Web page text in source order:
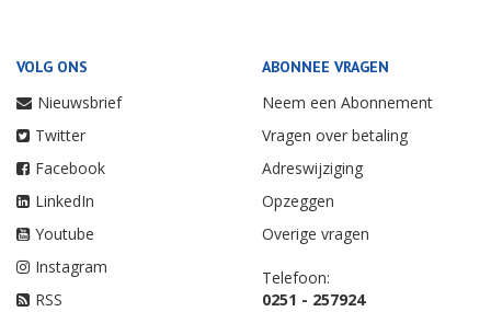
VOLG ONS
Nieuwsbrief
Twitter
Facebook
LinkedIn
Youtube
Instagram
RSS
ABONNEE VRAGEN
Neem een Abonnement
Vragen over betaling
Adreswijziging
Opzeggen
Overige vragen
Telefoon:
0251 - 257924